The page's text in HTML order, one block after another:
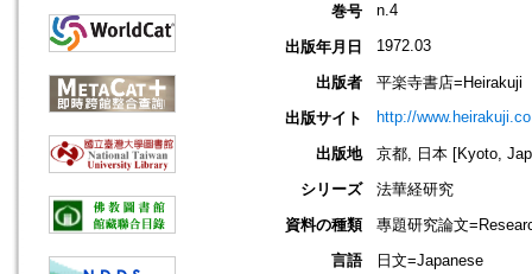
巻号
n.4
出版年月日 1972.03
出版者
平楽寺書店=Heirakuji
出版サイト
http://
出版地
京都, 日本 [Kyoto,
シリーズ
法華経研究
資料の種類
專題研究論文
言語
日文=Japanese